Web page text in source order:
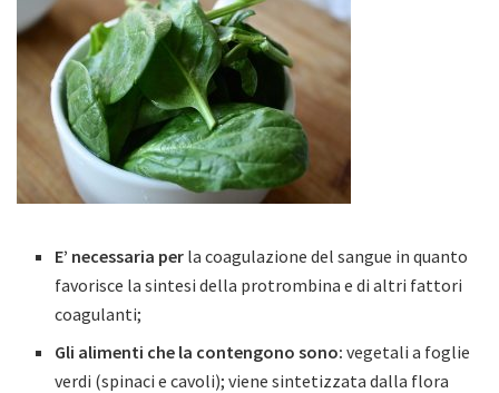
E’ necessaria per la coagulazione del sangue in quanto
favorisce la sintesi della protrombina e di altri fattori
coagulanti;
Gli alimenti che la contengono sono:vegetali a foglie
verdi (spinaci e cavoli); viene sintetizzata dalla flora